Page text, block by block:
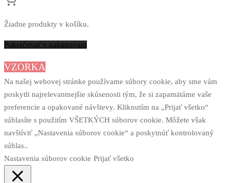
Žiadne produkty v košíku.
Pokračovať v nakupovaní
VZORKA
Na našej webovej stránke používame súbory cookie, aby sme vám
poskytli najrelevantnejšie skúsenosti tým, že si zapamätáme vaše
preferencie a opakované návštevy. Kliknutím na „Prijať všetko“
súhlasíte s použitím VŠETKÝCH súborov cookie. Môžete však
navštíviť „Nastavenia súborov cookie“ a poskytnúť kontrolovaný
súhlas..
Nastavenia súborov cookie Prijať všetko